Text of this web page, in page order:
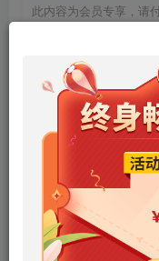
此内容为会员专享，请
年卡会员 免
您当
Concept2.flac
Eye of the